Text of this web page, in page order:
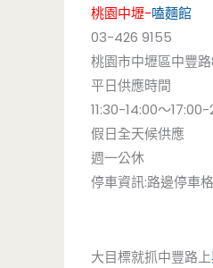
桃園中壢-嗑麵館
03-426 9155
桃園市中壢區中豐
平日供應時間
11:30-14:00～
假日全天候供應
週一公休
停車資訊:路邊停車格
大目標就抓中豐路上